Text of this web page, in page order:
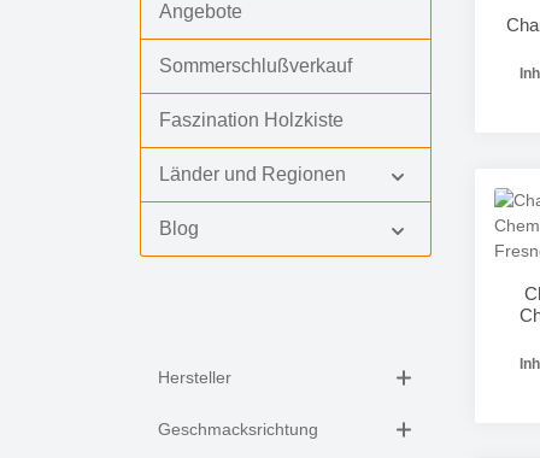
Angebote
Sommerschlußverkauf
Faszination Holzkiste
Länder und Regionen
Blog
Hersteller
Geschmacksrichtung